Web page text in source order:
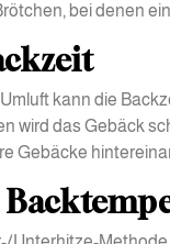
bei denen
kann die
wird das Gebäck
Gebäcke